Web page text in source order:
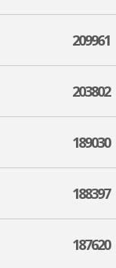
209961
203802
189030
188397
187620